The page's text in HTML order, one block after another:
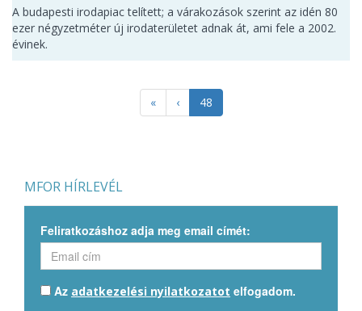
A budapesti irodapiac telített; a várakozások szerint az idén 80
ezer négyzetméter új irodaterületet adnak át, ami fele a 2002.
évinek.
« ‹ 48
MFOR HÍRLEVÉL
Feliratkozáshoz adja meg email címét:
Az adatkezelési nyilatkozatot elfogadom.